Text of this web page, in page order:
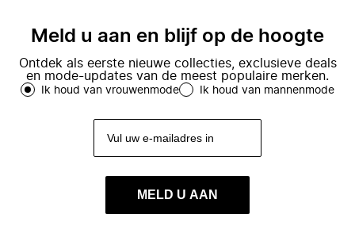
Meld u aan en blijf op de hoogte
Ontdek als eerste nieuwe collecties, exclusieve deals
en mode-updates van de meest populaire merken.
Ik houd van vrouwenmode Ik houd van mannenmode
MELD U AAN